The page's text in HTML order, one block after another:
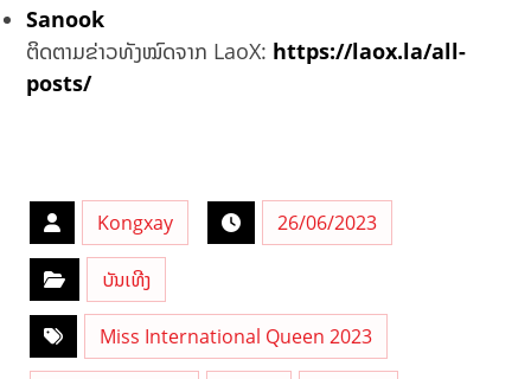
Sanook
ຕິດຕາມຂ່າວທັງໝົດຈາກ LaoX: https://laox.la/all-
posts/
Kongxay 26/06/2023
ບັນເທີງ
Miss International Queen 2023